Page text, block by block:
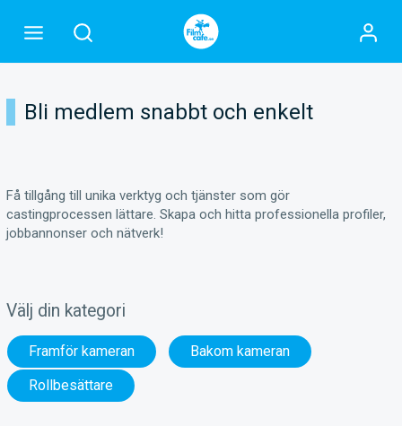
Bli medlem snabbt och enkelt
Få tillgång till unika verktyg och tjänster som gör
castingprocessen lättare. Skapa och hitta professionella profiler,
jobbannonser och nätverk!
Välj din kategori
Framför kameran
Bakom kameran
Rollbesättare